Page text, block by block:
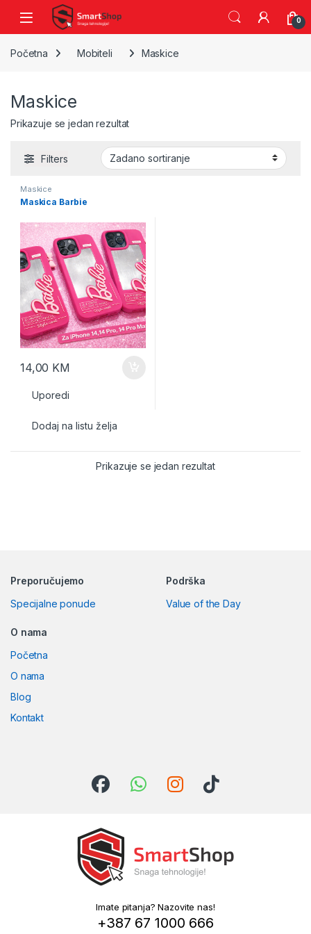
Skip to navigation
Skip to content
0
Početna Mobiteli Maskice
Maskice
Prikazuje se jedan rezultat
Filters
Maskice
Maskica Barbie
14,00 KM
Uporedi
Dodaj na listu želja
Prikazuje se jedan rezultat
Preporučujemo
Specijalne ponude
Podrška
Value of the Day
O nama
Početna
O nama
Blog
Kontakt
Imate pitanja? Nazovite nas!
+387 67 1000 666